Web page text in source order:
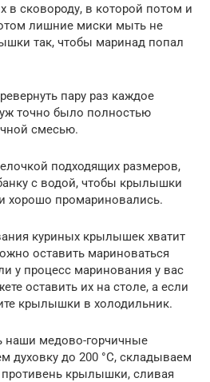
в сковороду, в которой потом и
лишние миски мыть не
так, чтобы маринад попал
пару раз каждое
точно было полностью
смесью.
подходящих размеров,
с водой, чтобы крылышки
хорошо промариновались.
куриных крылышек хватит
оставить мариноваться
у процесс маринования у вас
оставить их на столе, а если
крылышки в холодильник.
наши медово-горчичные
духовку до 200 °С, складываем
крылышки, сливая